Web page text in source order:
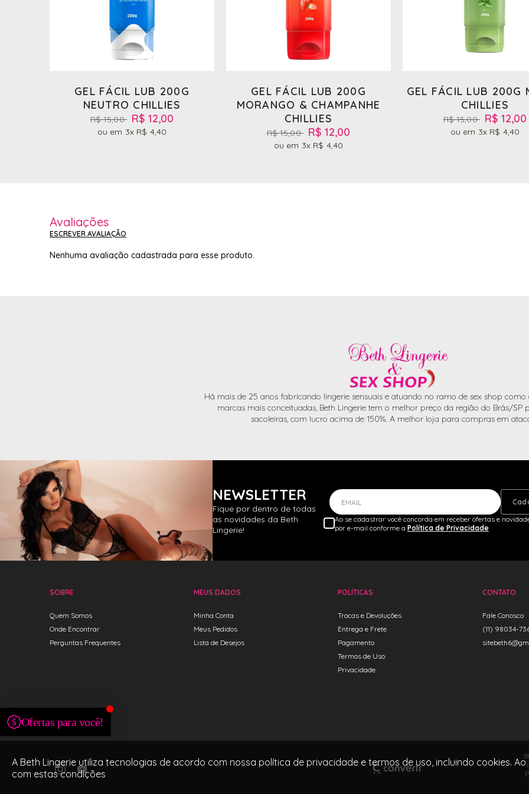
GEL FÁCIL LUB 200G
NEUTRO CHILLIES
R$ 15,00 R$ 12,00
3x R$ 4,40
GEL FÁCIL LUB 200G
MORANGO & CHAMPANHE
CHILLIES
R$ 15,00 R$ 12,00
3x R$ 4,40
GEL FÁCIL LUB 200G
CHILLIES
R$ 15,00 R$ 12,00
3x R$ 4,40
Avaliações
ESCREVER AVALIAÇÃO
Nenhuma avaliação cadastrada para esse produto.
Há mais de 25 anos fabricando lingerie sensuais e atuando no ramo de sex shop
marcas mais conceituadas, Beth Lingerie tem o melhor preço da região do Brás/SP
sacoleiras, com lucro acima de 150%. A melhor loja para compras em
NEWSLETTER
Fique por dentro de todas
as novidades da Beth
Lingerie!
EMAIL
Ao se cadastrar você concorda em receber ofertas e
por e-mail conforme a Política de Privacidade
SOBRE
Quem Somos
Onde Encontrar
Perguntas Frequentes
MEUS DADOS
Minha Conta
Meus Pedidos
Lista de Desejos
POLÍTICAS
Trocas e Devoluções
Entrega e Frete
Pagamento
Termos de Uso
Privacidade
CONTATO
Fale Conosco
(11) 98034-
A Beth Lingerie utiliza tecnologias de acordo com nossa política de privacidade e termos de uso, incluindo cookies.
com estas condições